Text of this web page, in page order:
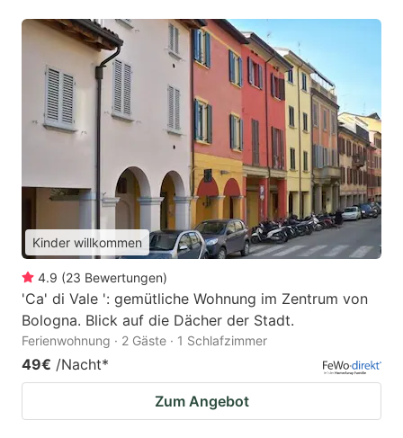
Kinder willkommen
4.9 (23 Bewertungen)
'Ca' di Vale ': gemütliche Wohnung im Zentrum von
Bologna. Blick auf die Dächer der Stadt.
Ferienwohnung · 2 Gäste · 1 Schlafzimmer
49€ /Nacht*
Zum Angebot